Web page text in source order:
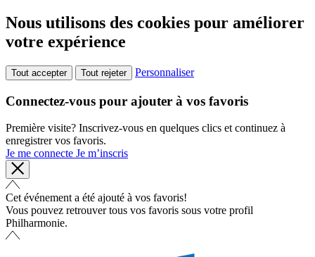
Nous utilisons des cookies pour améliorer
votre expérience
Tout accepter Tout rejeter Personnaliser
Connectez-vous pour ajouter à vos favoris
Première visite? Inscrivez-vous en quelques clics et continuez à
enregistrer vos favoris.
Je me connecte Je m’inscris
Cet événement a été ajouté à vos favoris!
Vous pouvez retrouver tous vos favoris sous votre profil
Philharmonie.